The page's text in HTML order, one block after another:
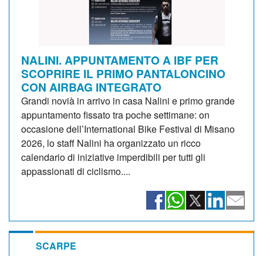
NALINI. APPUNTAMENTO A IBF PER
SCOPRIRE IL PRIMO PANTALONCINO
CON AIRBAG INTEGRATO
Grandi novià in arrivo in casa Nalini e primo grande
appuntamento fissato tra poche settimane: on
occasione dell’International Bike Festival di Misano
2026, lo staff Nalini ha organizzato un ricco
calendario di iniziative imperdibili per tutti gli
appassionati di ciclismo....
SCARPE